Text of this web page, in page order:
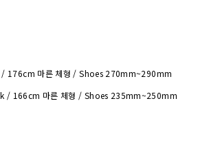
176cm 마른 체형 / Shoes 270mm~290mm
/ 166cm 마른 체형 / Shoes 235mm~250mm